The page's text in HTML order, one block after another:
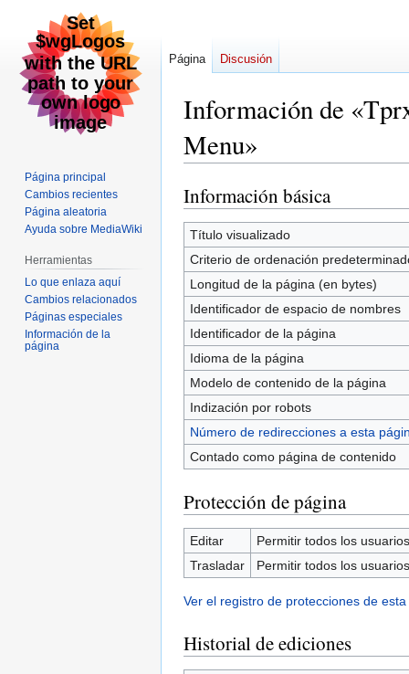
Información de
Menu»
Ir
a
la
navegación
Ir
a
la
búsqueda
Información básica
Título visualizado
Criterio de ordenación
Longitud de la página (en bytes)
Identificador de espacio de nombres
Identificador de la página
Idioma de la página
Modelo de contenido de la página
Indización por robots
Número de redirecciones a esta
Contado como página de contenido
Protección de página
Editar
Permitir todos los
Trasladar
Permitir todos los
Ver el registro de protecciones de
Historial de ediciones
Página Discusión
Página principal
Cambios recientes
Página aleatoria
Ayuda sobre MediaWiki
Herramientas
Lo que enlaza aquí
Cambios relacionados
Páginas especiales
Información de la
página